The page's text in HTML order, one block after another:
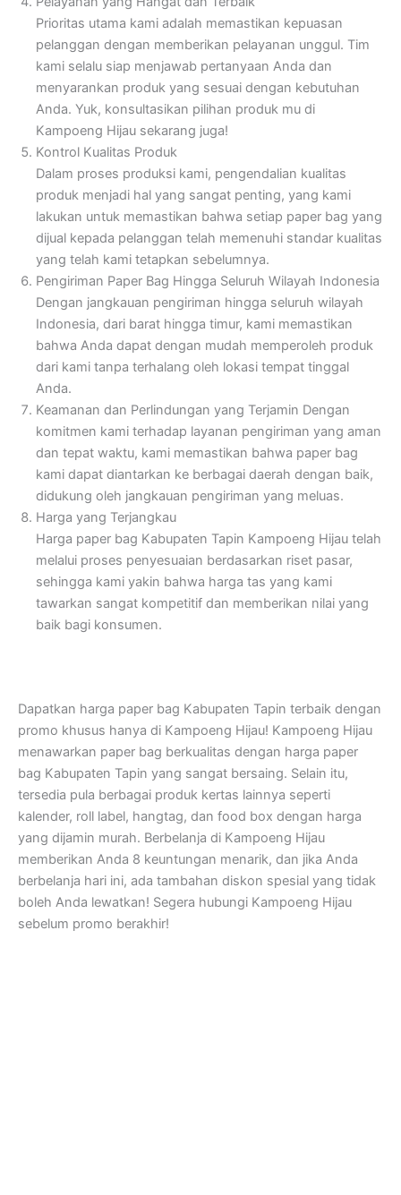
Prioritas utama kami adalah memastikan kepuasan
pelanggan dengan memberikan pelayanan unggul. Tim
kami selalu siap menjawab pertanyaan Anda dan
menyarankan produk yang sesuai dengan kebutuhan
Anda. Yuk, konsultasikan pilihan produk mu di
Kampoeng Hijau sekarang juga!
Kontrol Kualitas Produk
Dalam proses produksi kami, pengendalian kualitas
produk menjadi hal yang sangat penting, yang kami
lakukan untuk memastikan bahwa setiap paper bag yang
dijual kepada pelanggan telah memenuhi standar kualitas
yang telah kami tetapkan sebelumnya.
Pengiriman Paper Bag Hingga Seluruh Wilayah Indonesia
Dengan jangkauan pengiriman hingga seluruh wilayah
Indonesia, dari barat hingga timur, kami memastikan
bahwa Anda dapat dengan mudah memperoleh produk
dari kami tanpa terhalang oleh lokasi tempat tinggal
Anda.
Keamanan dan Perlindungan yang Terjamin Dengan
komitmen kami terhadap layanan pengiriman yang aman
dan tepat waktu, kami memastikan bahwa paper bag
kami dapat diantarkan ke berbagai daerah dengan baik,
didukung oleh jangkauan pengiriman yang meluas.
Harga yang Terjangkau
Harga paper bag Kabupaten Tapin Kampoeng Hijau telah
melalui proses penyesuaian berdasarkan riset pasar,
sehingga kami yakin bahwa harga tas yang kami
tawarkan sangat kompetitif dan memberikan nilai yang
baik bagi konsumen.
Dapatkan harga paper bag Kabupaten Tapin terbaik dengan
promo khusus hanya di Kampoeng Hijau! Kampoeng Hijau
menawarkan paper bag berkualitas dengan harga paper
bag Kabupaten Tapin yang sangat bersaing. Selain itu,
tersedia pula berbagai produk kertas lainnya seperti
kalender, roll label, hangtag, dan food box dengan harga
yang dijamin murah. Berbelanja di Kampoeng Hijau
memberikan Anda 8 keuntungan menarik, dan jika Anda
berbelanja hari ini, ada tambahan diskon spesial yang tidak
boleh Anda lewatkan! Segera hubungi Kampoeng Hijau
sebelum promo berakhir!